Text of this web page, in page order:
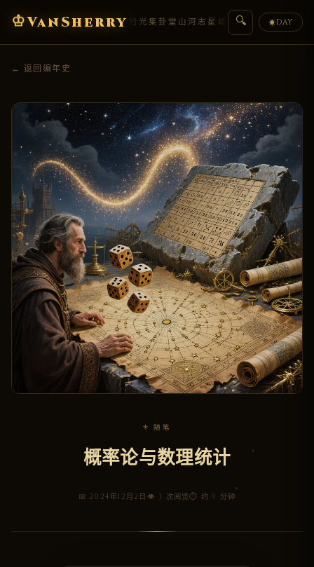
♔VanSherry
编年史典藏 拾光集卦堂 山河志 星墟 人物传 盟约
🔍 ☀DAY
← 返回编年史
⚜ 随笔
概率论与数理统计
📅 2024年12月2日 👁 3 次阅览⏱ 约 9 分钟